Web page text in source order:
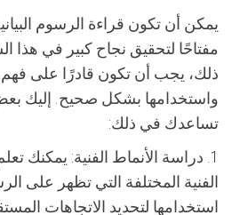
يمكن أن تكون قراءة الرسوم
مفتاحًا لتحقيق نجاح كبير في هذا
ذلك، يجب أن تكون قادرًا على فهم
واستخدامها بشكل صحيح. إليك
تساعدك في ذلك:
1. دراسة الأنماط الفنية: يمكنك
الفنية المختلفة التي تظهر على
استخدامها لتحديد الاتجاهات